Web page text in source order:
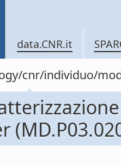
data.CNR.it
cnr/individuo/